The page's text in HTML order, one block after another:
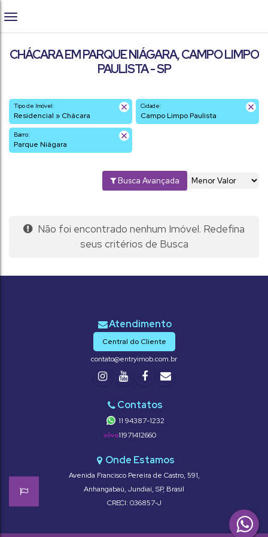
CHÁCARA EM PARQUE NIÁGARA, CAMPO LIMPO
PAULISTA - SP
Tipo de Imóvel:
Residencial » Chácara
Cidade:
Campo Limpo Paulista
Bairro:
Parque Niágara
Busca Avançada
Não foi encontrado nenhum Imóvel. Redefina
seus critérios de Busca
Central do Cliente
contato@entryimob.com.br
11 94387-1232
11971412660
Avenida Francisco Pereira de Castro, 591,
Anhangabaú, Jundiaí, SP, Brasil
CRECI: 036857-J